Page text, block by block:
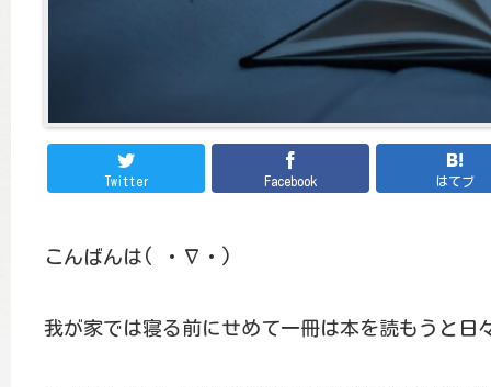
Twitter Facebook はてブ
こんばんは( ・∇・)
我が家では寝る前にせめて一冊は本を読もうと日